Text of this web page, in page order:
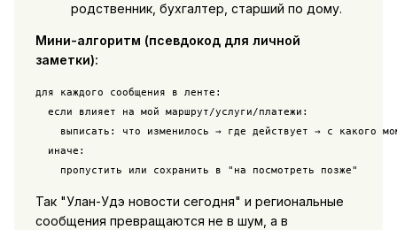
родственник, бухгалтер, старший по дому.
Мини-алгоритм (псевдокод для личной
заметки):
для каждого сообщения в ленте:
  если влияет на мой маршрут/услуги/платежи:
выписать: что изменилось → где действует → с какого
  иначе:
    пропустить или сохранить в "на посмотреть позже"
Так "Улан-Удэ новости сегодня" и региональные
сообщения превращаются не в шум, а в